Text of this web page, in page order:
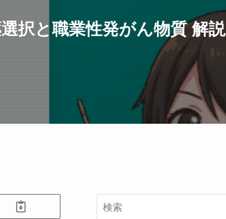
択と職業性発がん物質 解説